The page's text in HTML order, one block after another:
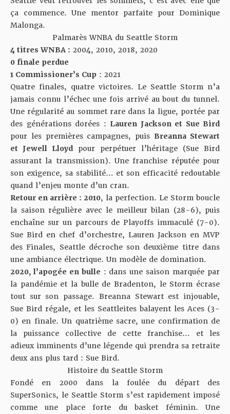
ça commence. Une mentor parfaite pour Dominique
Malonga.
Palmarès WNBA du Seattle Storm
4 titres WNBA : 2004, 2010, 2018, 2020
0 finale perdue
1 Commissioner’s Cup : 2021
Quatre finales, quatre victoires. Le Seattle Storm n’a
jamais connu l’échec une fois arrivé au bout du tunnel.
Une régularité au sommet rare dans la ligue, portée par
des générations dorées : Lauren Jackson et Sue Bird
pour les premières campagnes, puis Breanna Stewart
et Jewell Lloyd pour perpétuer l’héritage (Sue Bird
assurant la transmission). Une franchise réputée pour
son exigence, sa stabilité… et son efficacité redoutable
quand l’enjeu monte d’un cran.
Retour en arrière : 2010, la perfection. Le Storm boucle
la saison régulière avec le meilleur bilan (28-6), puis
enchaîne sur un parcours de Playoffs immaculé (7-0).
Sue Bird en chef d’orchestre, Lauren Jackson en MVP
des Finales, Seattle décroche son deuxième titre dans
une ambiance électrique. Un modèle de domination.
2020, l’apogée en bulle : dans une saison marquée par
la pandémie et la bulle de Bradenton, le Storm écrase
tout sur son passage. Breanna Stewart est injouable,
Sue Bird régale, et les Seattleites balayent les Aces (3-
0) en finale. Un quatrième sacre, une confirmation de
la puissance collective de cette franchise… et les
adieux imminents d’une légende qui prendra sa retraite
deux ans plus tard : Sue Bird.
Histoire du Seattle Storm
Fondé en 2000 dans la foulée du départ des
SuperSonics, le Seattle Storm s’est rapidement imposé
comme une place forte du basket féminin. Une